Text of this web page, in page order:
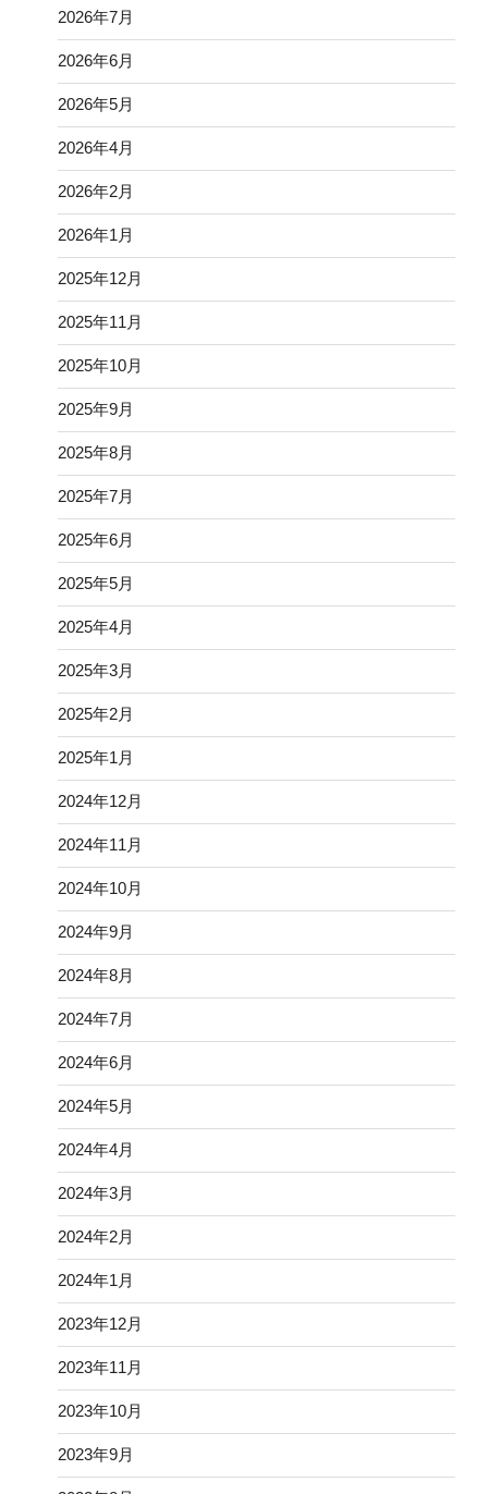
2026年7月
2026年6月
2026年5月
2026年4月
2026年2月
2026年1月
2025年12月
2025年11月
2025年10月
2025年9月
2025年8月
2025年7月
2025年6月
2025年5月
2025年4月
2025年3月
2025年2月
2025年1月
2024年12月
2024年11月
2024年10月
2024年9月
2024年8月
2024年7月
2024年6月
2024年5月
2024年4月
2024年3月
2024年2月
2024年1月
2023年12月
2023年11月
2023年10月
2023年9月